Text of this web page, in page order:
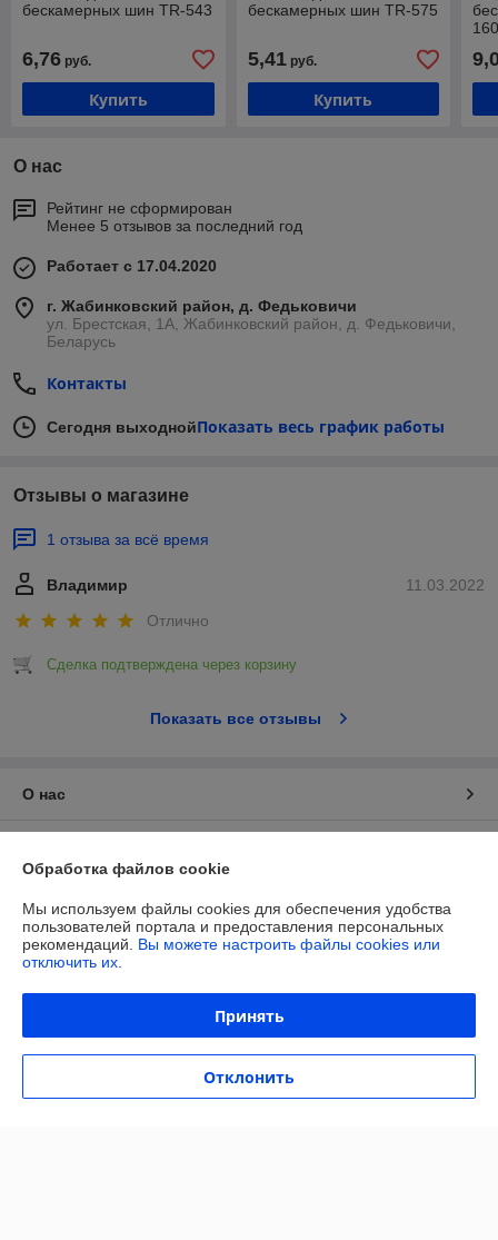
бескамерных шин TR-543
6,76 руб.
Купить
бескамерных шин TR-575
5,41руб.
Купить
О нас
Рейтинг не сформирован
Менее 5 отзывов за последний год
Работает с 17.04.2020
г. Жабинковский район, д. Федьковичи
ул. Брестская, 1А, Жабинковский район, д. Федьковичи,
Беларусь
Контакты
Сегодня выходнойПоказать весь график работы
Отзывы о магазине
1 отзыва за всё время
11.03.2022
Владимир
Отлично
Сделка подтверждена через корзину
Показать все отзывы
О нас
График работы
Политика обработки cookies
Обработка файлов cookie
Мы используем файлы cookies для обеспечения удобства
пользователей портала и предоставления персональных
рекомендаций. Вы можете настроить файлы cookies или
отключить их.
Принять
Отклонить